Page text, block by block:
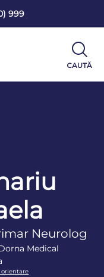
999
Neurolog
Medical